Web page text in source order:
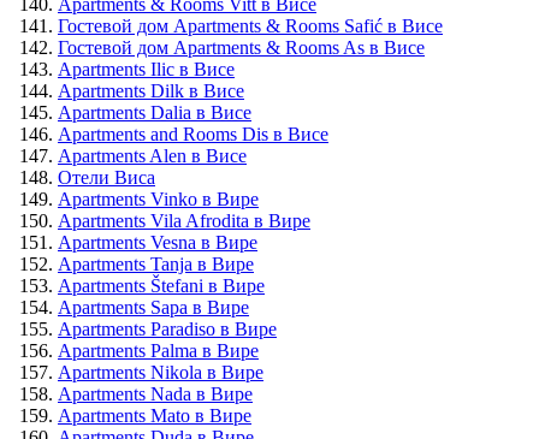
Гостевой дом Apartments & Rooms Safić в Висе
Гостевой дом Apartments & Rooms As в Висе
Apartments Ilic в Висе
Apartments Dilk в Висе
Apartments Dalia в Висе
Apartments and Rooms Dis в Висе
Apartments Alen в Висе
Отели Виса
Apartments Vinko в Вире
Apartments Vila Afrodita в Вире
Apartments Vesna в Вире
Apartments Tanja в Вире
Apartments Štefani в Вире
Apartments Sapa в Вире
Apartments Paradiso в Вире
Apartments Palma в Вире
Apartments Nikola в Вире
Apartments Nada в Вире
Apartments Mato в Вире